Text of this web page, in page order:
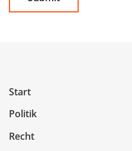
Start
Politik
Recht